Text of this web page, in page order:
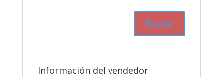
Información del vendedor